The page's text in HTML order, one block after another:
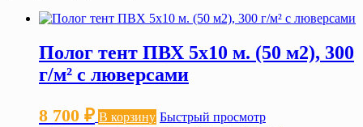
Полог тент ПВХ 5х10 м. (50 м2), 300
г/м² с люверсами
8 700 ₽ В корзину Быстрый просмотр